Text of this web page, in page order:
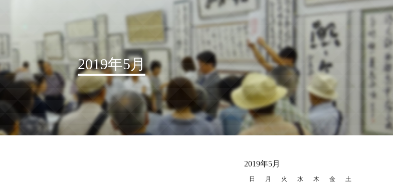
2019年5月
2019年5月
日 月 火 水 木 金 土
お知らせ
読売書法会について
読売書法展